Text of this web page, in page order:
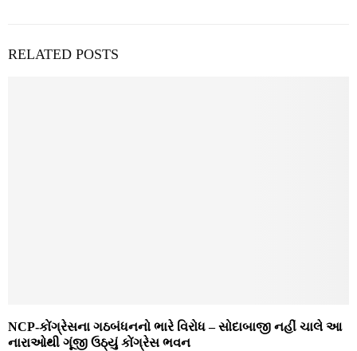
RELATED POSTS
NCP-કોંગ્રેસના ગઠબંધનનો ભારે વિરોધ – સોદાબાજી નહીં ચાલે આ
નારાઓથી ગૂંજી ઉઠ્યું કોંગ્રેસ ભવન